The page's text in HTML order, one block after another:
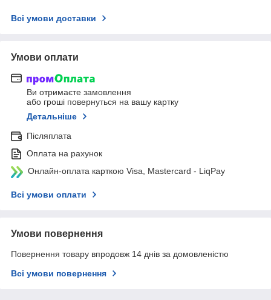
Всі умови доставки
Умови оплати
Ви отримаєте замовлення
або гроші повернуться на вашу картку
Детальніше
Післяплата
Оплата на рахунок
Онлайн-оплата карткою Visa, Mastercard - LiqPay
Всі умови оплати
Умови повернення
Повернення товару впродовж 14 днів за домовленістю
Всі умови повернення